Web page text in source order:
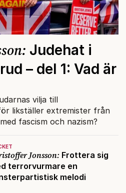
Jonsson: Frottera sig
terrorvurmare en
melodi
Judehat i
– del 1: Vad är
vilja till
likställer extremister från
fascism och nazism?